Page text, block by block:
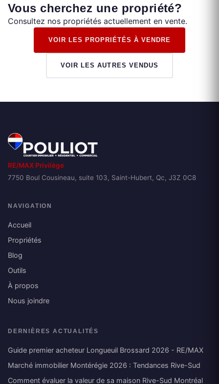
Vous cherchez une propriété?
Consultez nos propriétés actuellement en vente.
VOIR LES PROPRIÉTÉS À VENDRE
VOIR LES AUTRES VENDUS
RE/MAX Privilège
7750 Boul Cousineau, suite 103, Saint-Hubert, Qc, J3Z 0C8
NAVIGATION
Accueil
Propriétés
Blog
Outils
À propos
Nous joindre
DERNIÈRES ACTUALITÉS
Guide premier acheteur Longueuil Brossard 2026 - RE/MAX
Marché immobilier Montérégie 2026 : Tendances Rive-Sud
Comment évaluer la valeur de sa maison Rive-Sud Montréal